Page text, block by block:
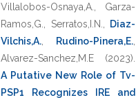
Villalobos-Osnaya,A.
Garza-
Ramos,G.
Serratos,I.N.
Diaz-
Vilchis,A.
Rudino-Pinera,E.
Alvarez-Sanchez,M.E
(2023)
A Putative New Role of Tv-
PSP1 Recognizes IRE and